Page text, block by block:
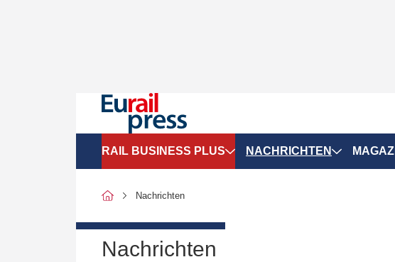
RAIL BUSINESS PLUS
SPNV-Marktdaten
NACHRICHTEN
Nachrichten
Nachrichten